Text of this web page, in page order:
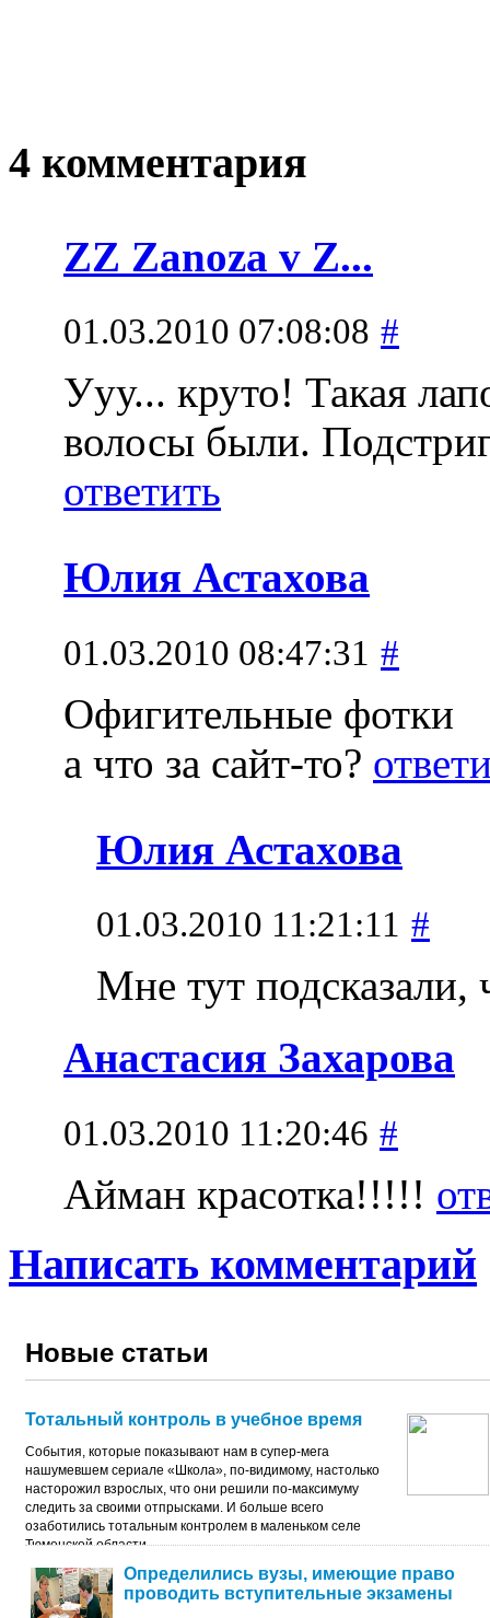
4 комментария
ZZ Zanoza v Z...
01.03.2010 07:08:08 #
Ууу... круто! Такая
волосы были.
ответить
Юлия Астахова
01.03.2010 08:47:31 #
Офигительные фотки
а что за сайт-то?
Юлия Астахова
01.03.2010 11:21:11 #
Мне тут подсказали,
Анастасия Захарова
01.03.2010 11:20:46 #
Айман красотка!!!!!
Написать комментарий
Новые статьи
Тотальный контроль в учебное время
События, которые показывают нам в супер-мега
нашумевшем сериале «Школа», по-видимому, настолько
насторожил взрослых, что они решили по-максимуму
следить за своими отпрысками. И больше всего
озаботились тотальным контролем в маленьком селе
Тюменской области.
Определились вузы, имеющие право
проводить вступительные экзамены